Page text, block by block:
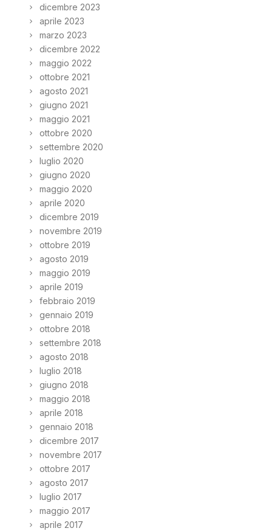
dicembre 2023
aprile 2023
marzo 2023
dicembre 2022
maggio 2022
ottobre 2021
agosto 2021
giugno 2021
maggio 2021
ottobre 2020
settembre 2020
luglio 2020
giugno 2020
maggio 2020
aprile 2020
dicembre 2019
novembre 2019
ottobre 2019
agosto 2019
maggio 2019
aprile 2019
febbraio 2019
gennaio 2019
ottobre 2018
settembre 2018
agosto 2018
luglio 2018
giugno 2018
maggio 2018
aprile 2018
gennaio 2018
dicembre 2017
novembre 2017
ottobre 2017
agosto 2017
luglio 2017
maggio 2017
aprile 2017